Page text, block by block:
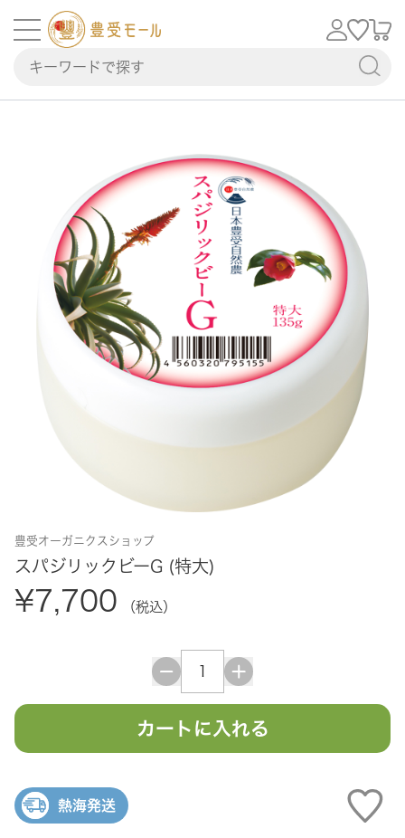
豊受オーガニクスショップ
スパジリックビーG (特大)
¥7,700 （税込）
カートに入れる
熱海発送